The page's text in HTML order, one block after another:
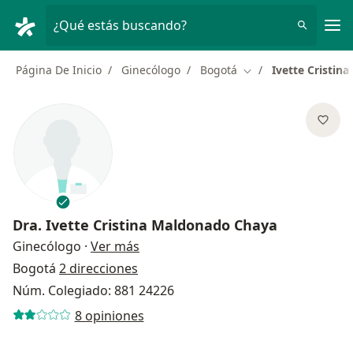
¿Qué estás buscando?
Página De Inicio Ginecólogo Bogotá Cambiar de ciudad
Ivette Cristina
Dra. Ivette Cristina Maldonado Chaya
Ginecólogo · Ver más
Bogotá 2 direcciones
Núm. Colegiado: 881 24226
8 opiniones